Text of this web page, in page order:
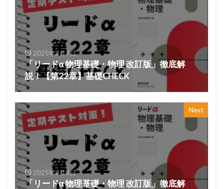
2025年8月7日
「リードα 物理基礎・物理 改訂版」徹底解
説！【第22章】基礎CHECK
Next
2025年8月8日
「リードα 物理基礎・物理 改訂版」徹底解